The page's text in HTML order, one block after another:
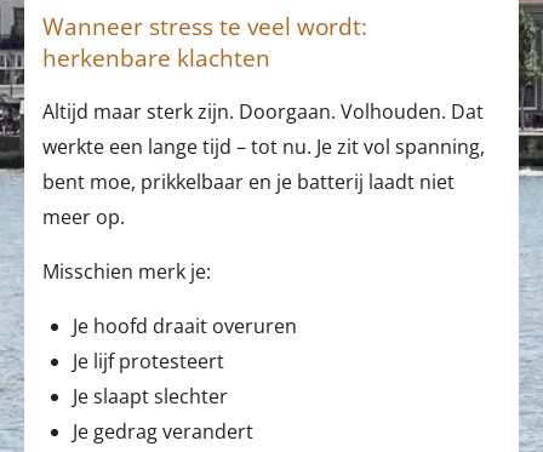
Wanneer stress te veel wordt:
herkenbare klachten
Altijd maar sterk zijn. Doorgaan. Volhouden. Dat
werkte een lange tijd – tot nu. Je zit vol spanning,
bent moe, prikkelbaar en je batterij laadt niet
meer op.
Misschien merk je:
Je hoofd draait overuren
Je lijf protesteert
Je slaapt slechter
Je gedrag verandert